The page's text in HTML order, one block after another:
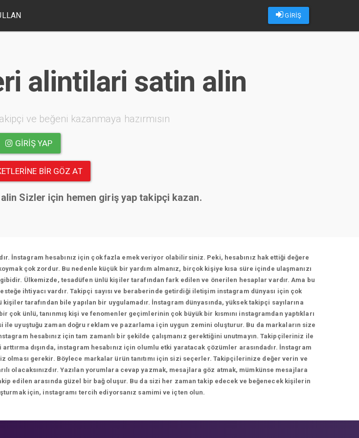
GİRİŞ
alintilari satin alin
ve beğeni kazanmaya hazırmısın
GIRIŞ YAP
BIR GÖZ AT
Sizler için hemen giriş yap takipçi kazan.
İnstagram hesabınız için çok fazla emek veriyor olabilirsiniz. Peki, hesabınız hak ettiği değere
çok zordur. Bu nedenle küçük bir yardım almanız, birçok kişiye kısa süre içinde ulaşmanızı
Ülkemizde, tesadüfen ünlü kişiler tarafından fark edilen ve önerilen hesaplar vardır. Ama bu
ihtiyacı vardır. Takipçi sayısı ve beraberinde getirdiği iletişim instagram dünyası için çok
tarafından bile yapılan bir uygulamadır. İnstagram dünyasında, yüksek takipçi sayılarına
çok ünlü, tanınmış kişi ve fenomenler geçimlerinin çok büyük bir kısmını instagramdan yaptıkları
uyuştuğu zaman doğru reklam ve pazarlama için uygun zemini oluşturur. Bu da markaların size
hesabınız için tam zamanlı bir şekilde çalışmanız gerektiğini unutmayın. Takipçileriniz ile
dışında, instagram hesabınız için olumlu etki yaratacak çözümler arasındadır. İnstagram
olması gerekir. Böylece markalar ürün tanıtımı için sizi seçerler. Takipçilerinize değer verin ve
olacaksınızdır. Yazılan yorumlara cevap yazmak, mesajlara göz atmak, mümkünse mesajlara
edilen arasında güzel bir bağ oluşur. Bu da sizi her zaman takip edecek ve beğenecek kişilerin
için, instagramı tercih ediyorsanız samimi ve içten olun.